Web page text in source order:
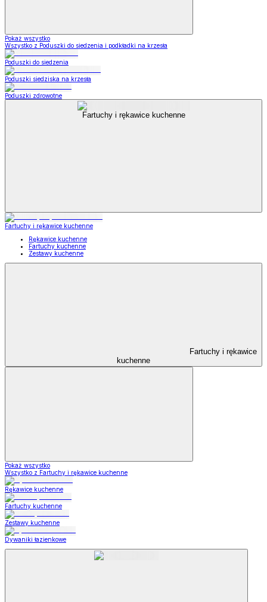
Pokaż wszystko
Wszystko z Poduszki do siedzenia i podkładki na krzesła
Poduszki do siedzenia
Poduszki siedziska na krzesła
Poduszki zdrowotne
Fartuchy i rękawice kuchenne
Fartuchy i rękawice kuchenne
Rękawice kuchenne
Fartuchy kuchenne
Zestawy kuchenne
Fartuchy i rękawice
kuchenne
Pokaż wszystko
Wszystko z Fartuchy i rękawice kuchenne
Rękawice kuchenne
Fartuchy kuchenne
Zestawy kuchenne
Dywaniki łazienkowe